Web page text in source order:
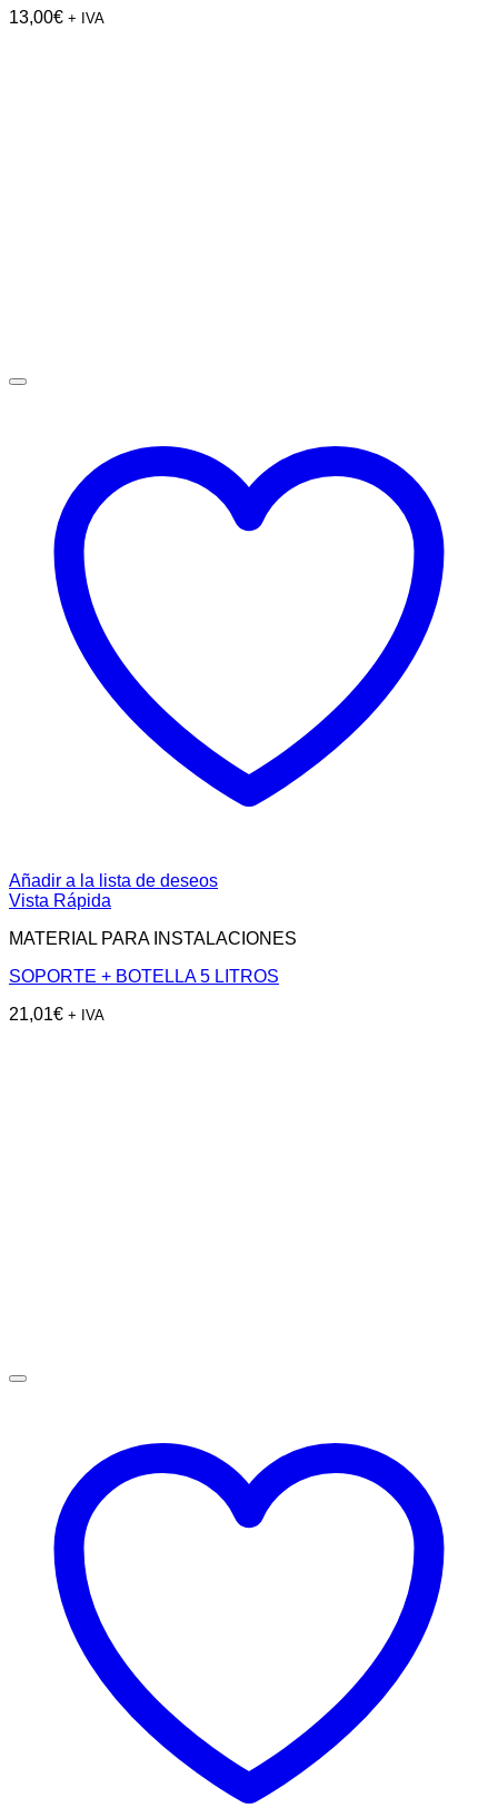
13,00€ + IVA
Añadir a la lista de deseos
Vista Rápida
MATERIAL PARA INSTALACIONES
SOPORTE + BOTELLA 5 LITROS
21,01€ + IVA